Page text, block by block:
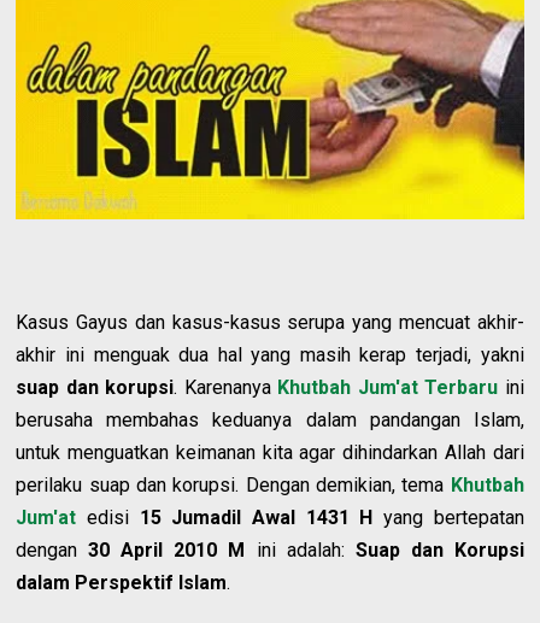
Kasus Gayus dan kasus-kasus serupa yang mencuat akhir-
akhir ini menguak dua hal yang masih kerap terjadi, yakni
suap dan korupsi. Karenanya Khutbah Jum'at Terbaru ini
berusaha membahas keduanya dalam pandangan Islam,
untuk menguatkan keimanan kita agar dihindarkan Allah dari
perilaku suap dan korupsi. Dengan demikian, tema Khutbah
Jum'at edisi 15 Jumadil Awal 1431 H yang bertepatan
dengan30 April 2010 M ini adalah: Suap dan Korupsi
dalam Perspektif Islam.